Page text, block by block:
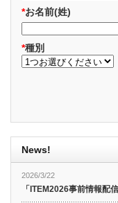
*お名前(姓)
*種別
News!
2026/3/22
「ITEM2026事前情報配信